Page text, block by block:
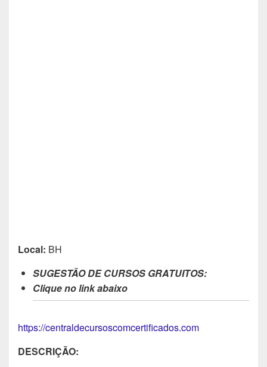
Local: BH
SUGESTÃO DE CURSOS GRATUITOS:
Clique no link abaixo
https://centraldecursoscomcertificados.com
DESCRIÇÃO: